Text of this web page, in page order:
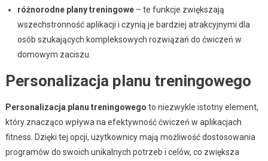
różnorodne plany treningowe– te funkcje zwiększają
wszechstronność aplikacji i czynią je bardziej atrakcyjnymi dla
osób szukających kompleksowych rozwiązań do ćwiczeń w
domowym zaciszu.
Personalizacja planu treningowego
Personalizacja planu treningowego to niezwykle istotny element,
który znacząco wpływa na efektywność ćwiczeń w aplikacjach
fitness. Dzięki tej opcji, użytkownicy mają możliwość dostosowania
programów do swoich unikalnych potrzeb i celów, co zwiększa